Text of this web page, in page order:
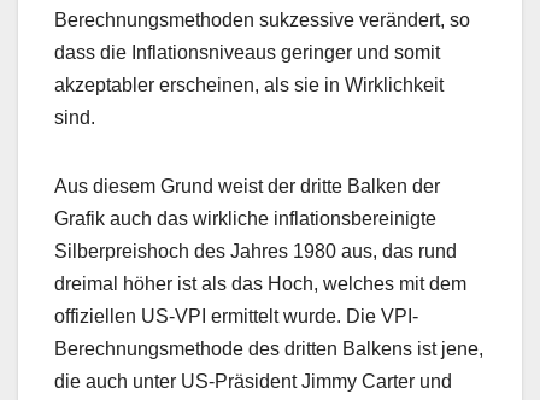
Berechnungsmethoden sukzessive verändert, so
dass die Inflationsniveaus geringer und somit
akzeptabler erscheinen, als sie in Wirklichkeit
sind.
Aus diesem Grund weist der dritte Balken der
Grafik auch das wirkliche inflationsbereinigte
Silberpreishoch des Jahres 1980 aus, das rund
dreimal höher ist als das Hoch, welches mit dem
offiziellen US-VPI ermittelt wurde. Die VPI-
Berechnungsmethode des dritten Balkens ist jene,
die auch unter US-Präsident Jimmy Carter und